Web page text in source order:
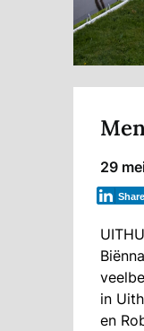
29
Share
in
en